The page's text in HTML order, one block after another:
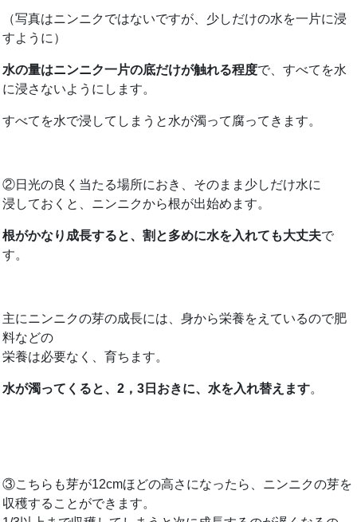
（写真はニンニクではないですが、少しだけの水を一片に浸
すように）
水の量はニンニク一片の底だけが触れる程度で、すべてを水
に浸さないようにします。
すべてを水で浸してしまうと水が濁って腐ってきます。
②日光の良く当たる場所におき、そのまま少しだけ水に
浸しておくと、ニンニクから根が出始めます。
根がかなり成長すると、割と多めに水を入れても大丈夫で
す。
主にニンニクの芽の成長には、身から栄養をえているので肥
料などの
栄養は必要なく、育ちます。
水が濁ってくると、2，3日おきに、水を入れ替えます。
③こちらも芽が12cmほどの高さになったら、ニンニクの芽を
収穫することができます。